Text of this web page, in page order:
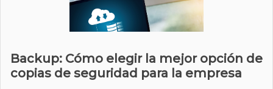
Backup: Cómo elegir la mejor opción de
copias de seguridad para la empresa